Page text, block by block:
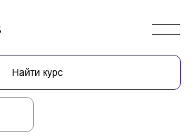
Найти курс